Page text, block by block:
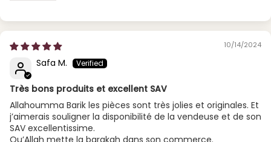
10/14/2024
Safa M.
Très bons produits et excellent SAV
Allahoumma Barik les pièces sont très jolies et originales. Et
j’aimerais souligner la disponibilité de la vendeuse et de son
SAV excellentissime.